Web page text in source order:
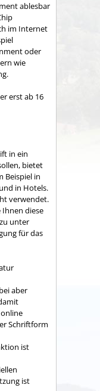
ablesbar
im Internet
oder
wie
erst ab 16
in ein
bietet
Beispiel in
in Hotels.
verwendet.
diese
unter
für das
aber
Schriftform
ist
ist